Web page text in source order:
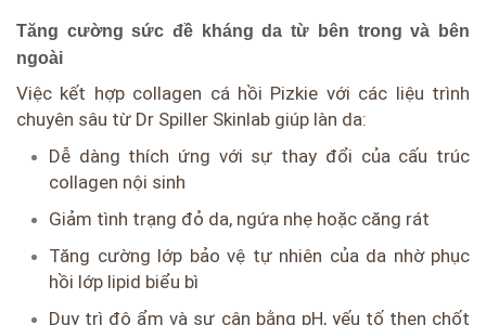
Tăng cường sức đề kháng da từ bên trong và bên
ngoài
Việc kết hợp collagen cá hồi Pizkie với các liệu trình
chuyên sâu từ Dr Spiller Skinlab giúp làn da:
Dễ dàng thích ứng với sự thay đổi của cấu trúc
collagen nội sinh
Giảm tình trạng đỏ da, ngứa nhẹ hoặc căng rát
Tăng cường lớp bảo vệ tự nhiên của da nhờ phục
hồi lớp lipid biểu bì
Duy trì độ ẩm và sự cân bằng pH, yếu tố then chốt